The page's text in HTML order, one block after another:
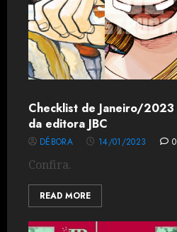
Checklist de Janeiro/2023
da editora JBC
DÉBORA 14/01/2023 0
Confira.
READ MORE